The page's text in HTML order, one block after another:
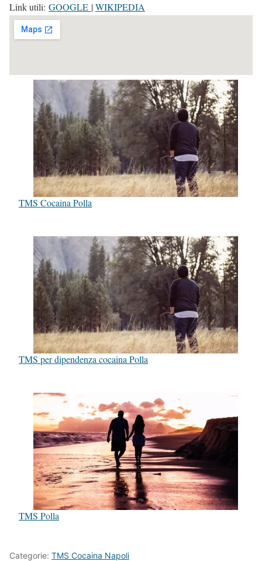
Link utili: GOOGLE |WIKIPEDIA
TMS Cocaina Polla
TMS per dipendenza cocaina Polla
TMS Polla
Categorie: TMS Cocaina Napoli